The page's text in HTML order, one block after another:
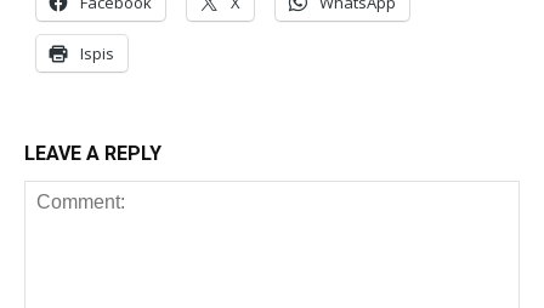
Ispis
LEAVE A REPLY